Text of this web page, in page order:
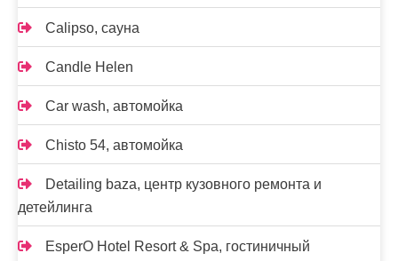
Calipso, сауна
Candle Helen
Car wash, автомойка
Chisto 54, автомойка
Detailing baza, центр кузовного ремонта и
детейлинга
EsperO Hotel Resort & Spa, гостиничный